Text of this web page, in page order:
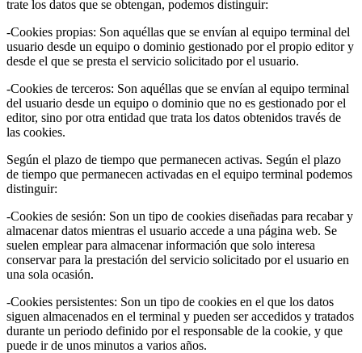
trate los datos que se obtengan, podemos distinguir:
-Cookies propias: Son aquéllas que se envían al equipo terminal del
usuario desde un equipo o dominio gestionado por el propio editor y
desde el que se presta el servicio solicitado por el usuario.
-Cookies de terceros: Son aquéllas que se envían al equipo terminal
del usuario desde un equipo o dominio que no es gestionado por el
editor, sino por otra entidad que trata los datos obtenidos través de
las cookies.
Según el plazo de tiempo que permanecen activas. Según el plazo
de tiempo que permanecen activadas en el equipo terminal podemos
distinguir:
-Cookies de sesión: Son un tipo de cookies diseñadas para recabar y
almacenar datos mientras el usuario accede a una página web. Se
suelen emplear para almacenar información que solo interesa
conservar para la prestación del servicio solicitado por el usuario en
una sola ocasión.
-Cookies persistentes: Son un tipo de cookies en el que los datos
siguen almacenados en el terminal y pueden ser accedidos y tratados
durante un periodo definido por el responsable de la cookie, y que
puede ir de unos minutos a varios años.